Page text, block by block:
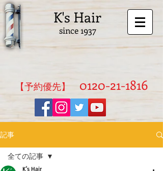
K's Hair
since 1937
​【予約優先】 0120-21-1816
記事
全ての記事
K's Hair